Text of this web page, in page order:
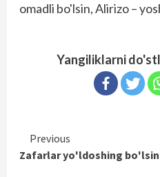
omadli bo'lsin, Alirizo –
Yangiliklarni
Continue
Reading
Previous
Zafarlar yo'ldoshing